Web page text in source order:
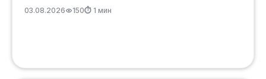
03.08.2026 150⏱ 1 мин